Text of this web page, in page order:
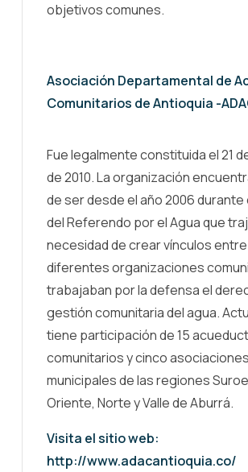
objetivos comunes.
Asociación Departamental de
Comunitarios de Antioquia -
Fue legalmente constituida el 21
de 2010. La organización
de ser desde el año 2006
del Referendo por el Agua que
necesidad de crear vínculos
diferentes organizaciones
trabajaban por la defensa el
gestión comunitaria del agua.
tiene participación de 15
comunitarios y cinco asociaciones
municipales de las regiones
Oriente, Norte y Valle de Aburrá.
Visita el sitio web:
http://www.adacantioquia.co/